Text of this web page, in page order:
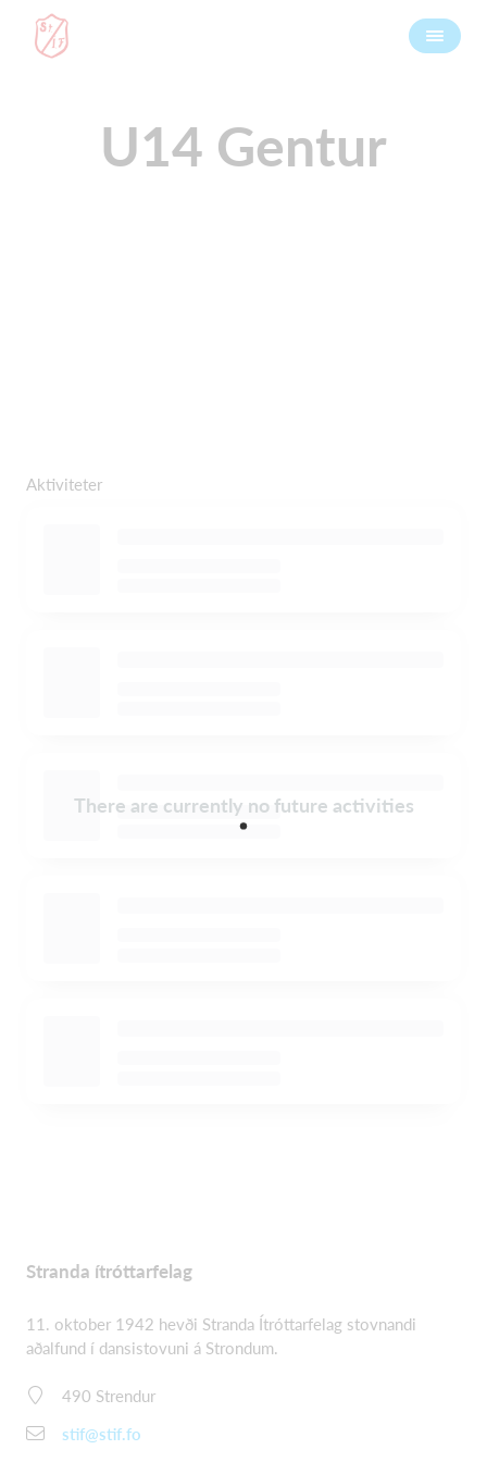
U14 Gentur
Aktiviteter
There are currently no future activities
Stranda ítróttarfelag
11. oktober 1942 hevði Stranda Ítróttarfelag stovnandi
aðalfund í dansistovuni á Strondum.
490 Strendur
stif@stif.fo